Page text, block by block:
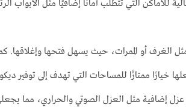
للأماكن التي تتطلب أمانًا إضافيًا مثل
الغرف أو الممرات، حيث يسهل فتحها وإغلاقها. كما
خيارًا ممتازًا للمساحات التي تهدف إلى توفير
مثل العزل الصوتي والحراري، مما يجعلها